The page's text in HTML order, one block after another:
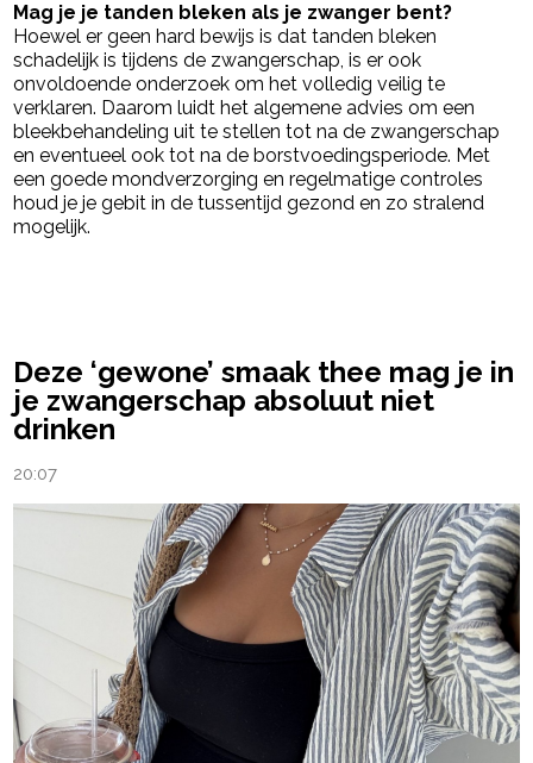
Mag je je tanden bleken als je zwanger bent?
Hoewel er geen hard bewijs is dat tanden bleken
schadelijk is tijdens de zwangerschap, is er ook
onvoldoende onderzoek om het volledig veilig te
verklaren. Daarom luidt het algemene advies om een
bleekbehandeling uit te stellen tot na de zwangerschap
en eventueel ook tot na de borstvoedingsperiode. Met
een goede mondverzorging en regelmatige controles
houd je je gebit in de tussentijd gezond en zo stralend
mogelijk.
Deze ‘gewone’ smaak thee mag je in
je zwangerschap absoluut niet
drinken
20:07